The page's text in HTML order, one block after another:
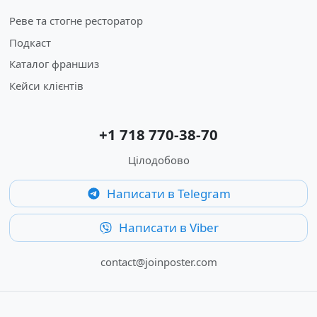
Реве та стогне ресторатор
Подкаст
Каталог франшиз
Кейси клієнтів
+1 718 770-38-70
Цілодобово
Написати в Telegram
Написати в Viber
contact@joinposter.com